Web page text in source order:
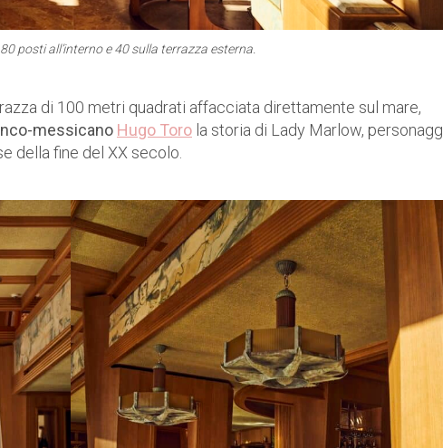
posti all’interno e 40 sulla terrazza esterna.
di 100 metri quadrati affacciata direttamente sul mare,
messicano Hugo Toro la storia di Lady Marlow,
della fine del XX secolo.